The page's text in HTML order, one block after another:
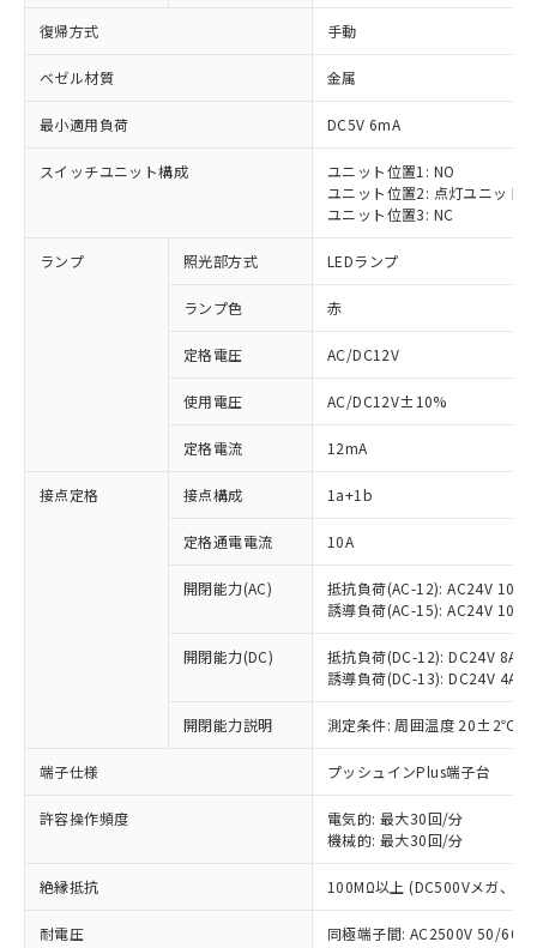
復帰方式 手動
ベゼル材質 金属
最小適用負荷 DC5V 6mA
スイッチユニット構成
ユニット位置1: NO
ユニット位置2: 点灯ユニット
ユニット位置3: NC
ランプ 照光部方式 LEDランプ
ランプ色 赤
定格電圧 AC/DC12V
使用電圧 AC/DC12V±10%
定格電流 12mA
接点定格 接点構成 1a+1b
定格通電電流 10A
開閉能力(AC)
抵抗負荷(AC-12): AC24V 10A/
誘導負荷(AC-15): AC24V
開閉能力(DC)
抵抗負荷(DC-12): DC24V 8A/
誘導負荷(DC-13): DC24V 4A/
開閉能力説明 測定条件: 周囲温度 20±2℃、
端子仕様 プッシュインPlus端子台
許容操作頻度
電気的: 最大30回/分
機械的: 最大30回/分
絶縁抵抗 100MΩ以上 (DC500Vメガ、点
耐電圧
同極端子間: AC2500V 50/
ご利用条件
以下の条件をお読みいただき、同意のうえ
ご利用ください。
本サービスは、当社制御機器事業取扱
商品の当社在庫状況および標準価格
(税抜)を提供させていただくもので
当社制御機器事業取扱商品の中には、
本サービスの対象外となる商品もある
対応済み：EU RoHS指令（10物質）の
非含有に対応した製品が提供可能な商品で
対応予定：EU RoHS指令（10物質）の非含
有に対応した製品に切り替える予定のある
対応予定なし：EU RoHS指令（10物質）の
非含有に非対応の商品で、対応品を出す予
定はありません。
調査・確認中：EU RoHS指令（10物質）の
非含有の対応状況を調査中または確認中の
害物質有無と関係のない商品です。
仕入先様の事情により、非含有部品として
※1 中国RoHS○×表
「○」：最大均質材料含有率が中国RoHSの
基準値以下であることを示します。